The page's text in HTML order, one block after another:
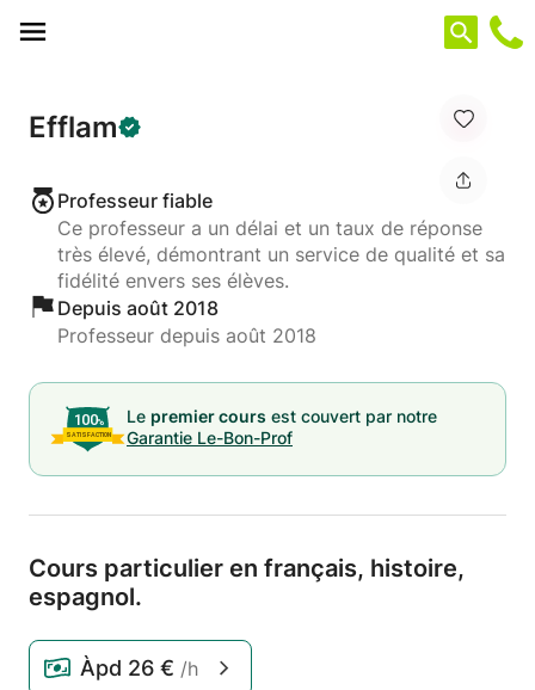
Efflam
Professeur fiable
Ce professeur a un délai et un taux de réponse
très élevé, démontrant un service de qualité et sa
fidélité envers ses élèves.
Depuis août 2018
Professeur depuis août 2018
Le premier cours est couvert par notre
Garantie Le-Bon-Prof
Cours particulier en français, histoire,
espagnol.
Àpd 26 € /h